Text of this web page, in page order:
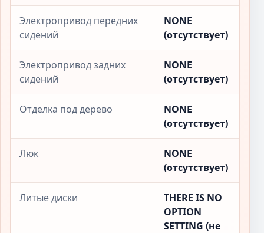
Электропривод передних
сидений
NONE
(отсутствует)
Электропривод задних
сидений
NONE
(отсутствует)
Отделка под дерево
NONE
(отсутствует)
Люк
NONE
(отсутствует)
Литые диски
THERE IS NO
OPTION
SETTING (не